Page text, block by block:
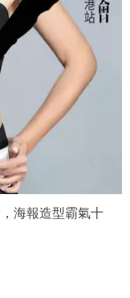
海報造型霸氣十